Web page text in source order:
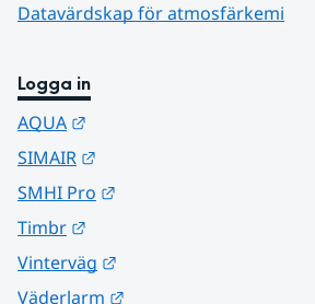
Datavärdskap för atmosfärkemi
Logga in
AQUA
SIMAIR
SMHI Pro
Timbr
Vinterväg
Väderlarm